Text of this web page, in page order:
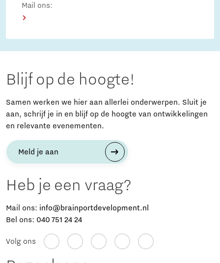
Mail ons:
Blijf op de hoogte!
Samen werken we hier aan allerlei onderwerpen. Sluit je
aan, schrijf je in en blijf op de hoogte van ontwikkelingen
en relevante evenementen.
Meld je aan
Heb je een vraag?
Mail ons: info@brainportdevelopment.nl
Bel ons: 040 751 24 24
Volg ons